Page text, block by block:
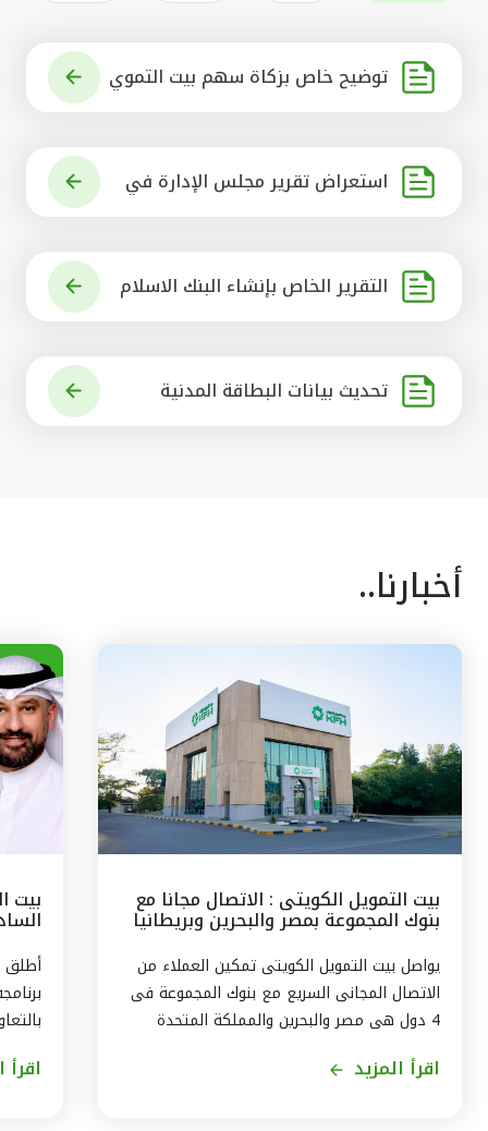
توضيح خاص بزكاة سهم بيت التموي
استعراض تقرير مجلس الإدارة في
التقرير الخاص بإنشاء البنك الاسلام
تحديث بيانات البطاقة المدنية
أخبارنا..
بيت التمويل الكويتى : الاتصال مجانا مع
بنوك المجموعة بمصر والبحرين وبريطانيا
وتركيا
يواصل بيت التمويل الكويتى تمكين العملاء من
الاتصال المجانى السريع مع بنوك المجموعة فى
4 دول هى مصر والبحرين والمملكة المتحدة
اقرأ المزيد
بيت
أطلق
اقرأ